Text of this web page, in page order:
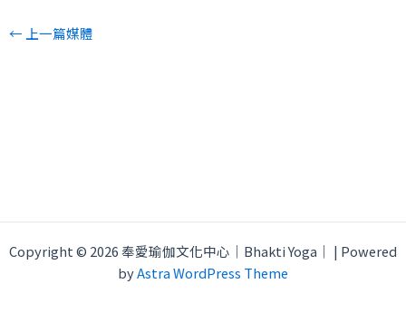
← 上一篇媒體
Copyright © 2026 奉愛瑜伽文化中心｜Bhakti Yoga｜ | Powered
byAstra WordPress Theme